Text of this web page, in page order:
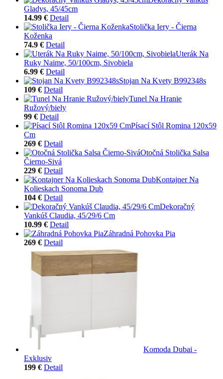
Gladys, 45/45cm
14.99 € Detail
Stolička Iery - Čierna
Koženka
74.9 € Detail
Uterák Na
Ruky Naime, 50/100cm, Sivobiela
6.99 € Detail
Stojan Na Kvety B992348s
109 € Detail
Tunel Na Hranie
Ružový/biely
99 € Detail
Písací Stôl Romina 120x59
Cm
269 € Detail
Otočná Stolička Salsa
Čierno-Sivá
229 € Detail
Kontajner Na
Kolieskach Sonoma Dub
104 € Detail
Dekoračný
Vankúš Claudia, 45/29/6 Cm
10.99 € Detail
Záhradná Pohovka Pia
269 € Detail
Komoda Dubai -
Exklusiv
199 € Detail